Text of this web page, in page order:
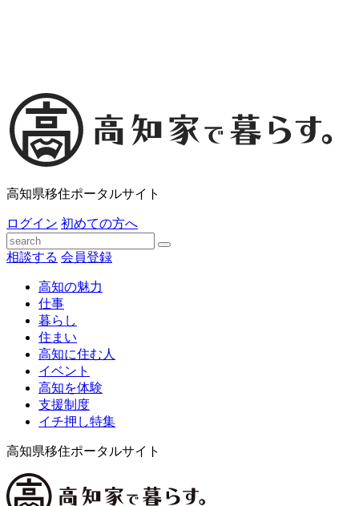
高知県移住ポータルサイト
ログイン 初めての方へ
相談する 会員登録
高知の魅力
仕事
暮らし
住まい
高知に住む人
イベント
高知を体験
支援制度
イチ押し特集
高知県移住ポータルサイト